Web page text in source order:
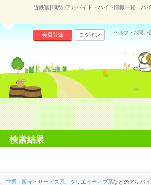
近鉄富田駅のアルバイト・バイト情報一覧｜バ
会員登録 ログイン ヘルプ・お問い
検索結果
営業・販売・サービス系 クリエイティブ系などのアルバ